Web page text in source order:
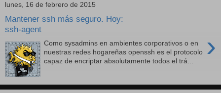
lunes, 16 de febrero de 2015
Mantener ssh más seguro. Hoy:
ssh-agent
›
Como sysadmins en ambientes corporativos o en
nuestras redes hogareñas openssh es el protocolo
capaz de encriptar absolutamente todos el trá...